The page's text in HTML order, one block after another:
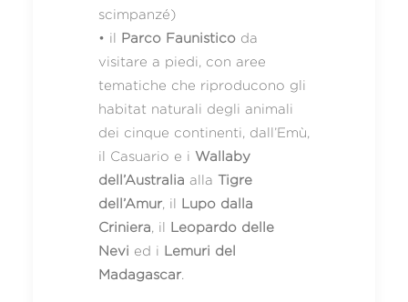
scimpanzé)
• il
Parco Faunistico da
visitare a piedi, con aree
tematiche che riproducono gli
habitat naturali degli animali
dei cinque continenti, dall’Emù,
il Casuario e i Wallaby
dell’Australia alla Tigre
dell’Amur, il
Lupo dalla
Criniera, il
Leopardo delle
Nevi ed i Lemuri del
Madagascar.